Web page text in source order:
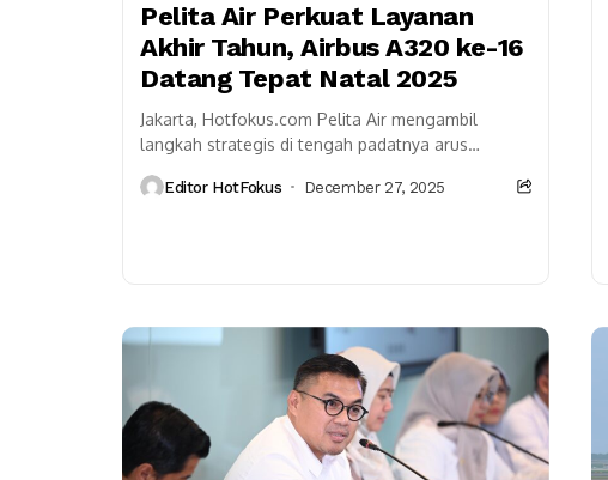
Pelita Air Perkuat Layanan
Akhir Tahun, Airbus A320 ke-16
Datang Tepat Natal 2025
Jakarta, Hotfokus.com Pelita Air mengambil
langkah strategis di tengah padatnya arus
menambah satu unit pesawat Airbus A320...
Editor HotFokus December 27, 2025